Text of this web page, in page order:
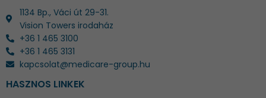
1134 Bp., Váci út 29-31.
Vision Towers irodaház
+36 1 465 3100
+36 1 465 3131
kapcsolat@medicare-group.hu
HASZNOS LINKEK